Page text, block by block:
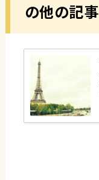
の他の記事